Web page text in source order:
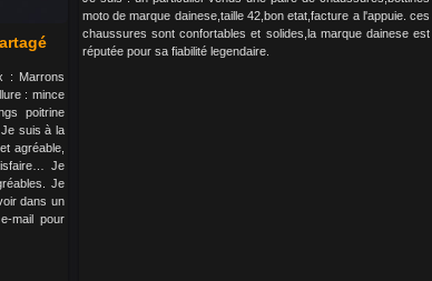
: Marrons
: mince
poitrine
suis à la
agréable,
Je
Je
dans un
mail pour
moto de marque dainese,taille 42,bon etat,facture a l'appuie. ces
chaussures sont confortables et solides,la marque dainese est
réputée pour sa fiabilité legendaire.